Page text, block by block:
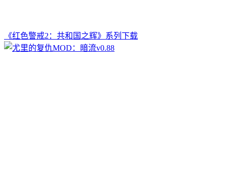
《红色警戒2：共和国之辉》系列下载